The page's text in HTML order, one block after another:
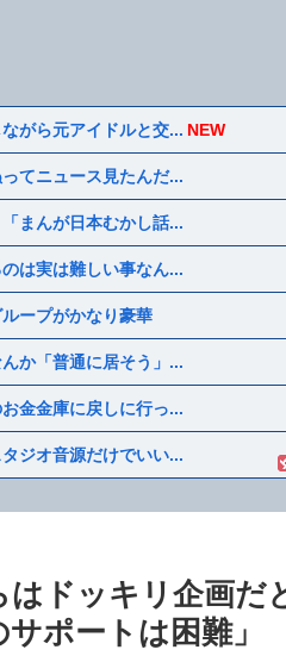
ながら元アイドルと交... NEW
てニュース見たんだ...
まんが日本むかし話...
は実は難しい事なん...
ープがかなり豪華
か「普通に居そう」...
金金庫に戻しに行っ...
ジオ音源だけでいい...
はドッキリ企画だ
ポートは困難」